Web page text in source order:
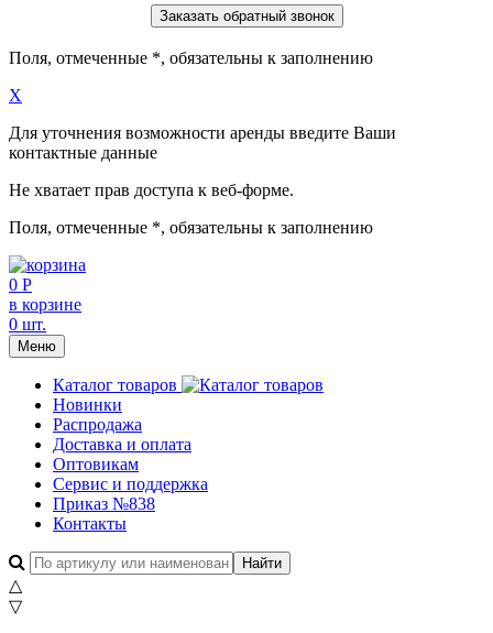
Поля, отмеченные *, обязательны к заполнению
X
Для уточнения возможности аренды введите Ваши
контактные данные
Не хватает прав доступа к веб-форме.
Поля, отмеченные *, обязательны к заполнению
0 Р
в корзине
0 шт.
Меню
Каталог товаров
Новинки
Распродажа
Доставка и оплата
Оптовикам
Сервис и поддержка
Приказ №838
Контакты
△
▽